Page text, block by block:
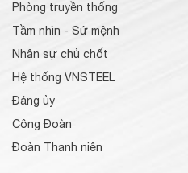
Phòng truyền thống
Tầm nhìn - Sứ mệnh
Nhân sự chủ chốt
Hệ thống VNSTEEL
Đảng ủy
Công Đoàn
Đoàn Thanh niên